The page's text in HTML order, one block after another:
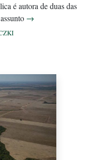
é autora de duas das
→